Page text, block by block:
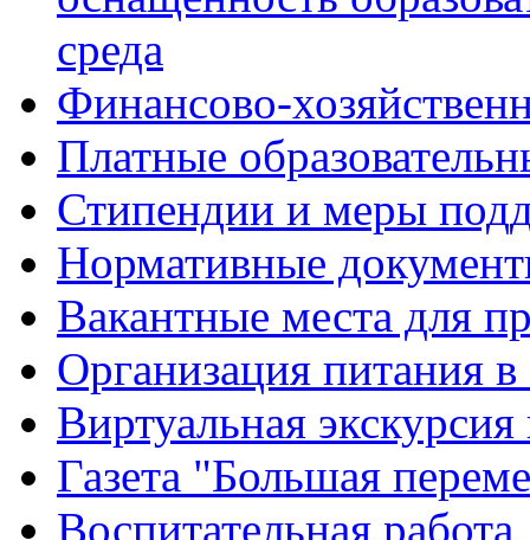
среда
Финансово-
Платные
Стипендии и меры
Нормативные
Вакантные места для
Организация питания в
Виртуальная
Газета "Большая
Воспитательная работа